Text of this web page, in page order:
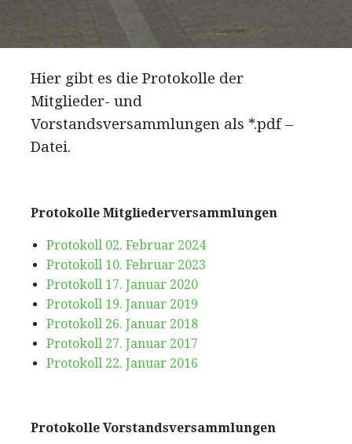
Hier gibt es die Protokolle der
Mitglieder- und
Vorstandsversammlungen als *.pdf –
Datei.
Protokolle Mitgliederversammlungen
Protokoll 02. Februar 2024
Protokoll 10. Februar 2023
Protokoll 17. Januar 2020
Protokoll 19. Januar 2019
Protokoll 26. Januar 2018
Protokoll 27. Januar 2017
Protokoll 22. Januar 2016
Protokolle Vorstandsversammlungen